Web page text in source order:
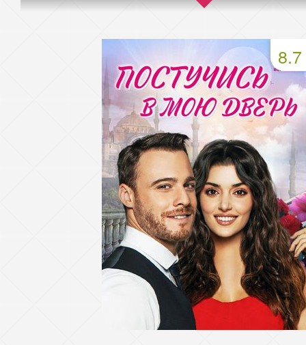
50 серия
51 серия
54 серия
55 серия
58 серия
59 серия
8.7